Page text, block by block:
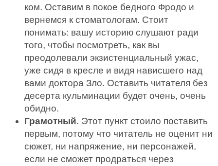
ком. Оставим в покое бедного Фродо и
вернемся к стоматологам. Стоит
понимать: вашу историю слушают ради
того, чтобы посмотреть, как вы
преодолевали экзистенциальный ужас,
уже сидя в кресле и видя нависшего над
вами доктора Зло. Оставить читателя без
десерта кульминации будет очень, очень
обидно.
Грамотный. Этот пункт стоило поставить
первым, потому что читатель не оценит ни
сюжет, ни напряжение, ни персонажей,
если не сможет продраться через